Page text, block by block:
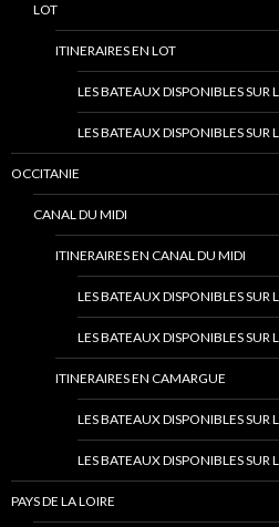
LOT
ITINERAIRES EN LOT
LES BATEAUX DISPONIBLES SUR
LES BATEAUX DISPONIBLES SUR
OCCITANIE
CANAL DU MIDI
ITINERAIRES EN CANAL DU MIDI
LES BATEAUX DISPONIBLES SUR
LES BATEAUX DISPONIBLES SUR
ITINERAIRES EN CAMARGUE
LES BATEAUX DISPONIBLES SUR
LES BATEAUX DISPONIBLES SUR
PAYS DE LA LOIRE